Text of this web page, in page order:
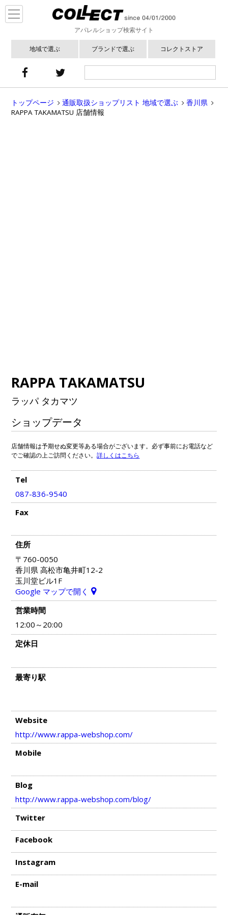
アパレルショップ検索サイト
地域で選ぶ ブランドで選ぶ コレクトストア
トップページ 通販取扱ショップリスト 地域で選ぶ
香川県
RAPPA TAKAMATSU 店舗情報
RAPPA TAKAMATSU
ラッパ タカマツ
ショップデータ
店舗情報は予期せぬ変更等ある場合がございます。必ず事前にお電話など
でご確認の上ご訪問ください。詳しくはこちら
Tel
087-836-9540
Fax
住所
〒760-0050
香川県 高松市亀井町12-2
玉川堂ビル1F
Google マップで開く
営業時間
12:00～20:00
定休日
最寄り駅
Website
http://www.rappa-webshop.com/
Mobile
Blog
http://www.rappa-webshop.com/blog/
Twitter
Facebook
Instagram
E-mail